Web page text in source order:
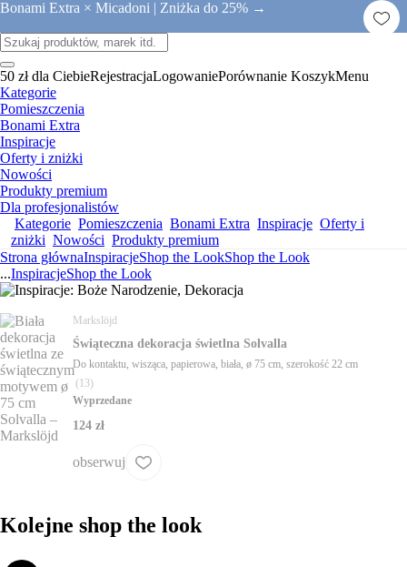
Bonami Extra × Micadoni | Zniżka do 25% →
50 zł dla CiebieRejestracjaLogowaniePorównanie KoszykMenu
Kategorie
Pomieszczenia
Bonami Extra
Inspiracje
Oferty i zniżki
Nowości
Produkty premium
Dla profesjonalistów
Kategorie Pomieszczenia Bonami Extra Inspiracje Oferty i
zniżki Nowości Produkty premium
Strona głównaInspiracjeShop the LookShop the Look
...InspiracjeShop the Look
Markslöjd
Świąteczna dekoracja świetlna Solvalla
Do kontaktu, wisząca, papierowa, biała, ø 75 cm, szerokość 22 cm
(13)
Wyprzedane
124 zł
obserwuj
Kolejne shop the look